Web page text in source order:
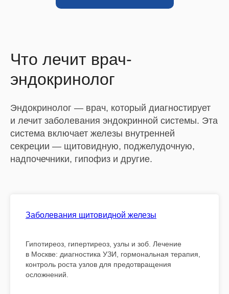
Что лечит врач-
эндокринолог
Эндокринолог — врач, который диагностирует
и лечит заболевания эндокринной системы. Эта
система включает железы внутренней
секреции — щитовидную, поджелудочную,
надпочечники, гипофиз и другие.
Заболевания щитовидной железы
Гипотиреоз, гипертиреоз, узлы и зоб. Лечение
в Москве: диагностика УЗИ, гормональная терапия,
контроль роста узлов для предотвращения
осложнений.